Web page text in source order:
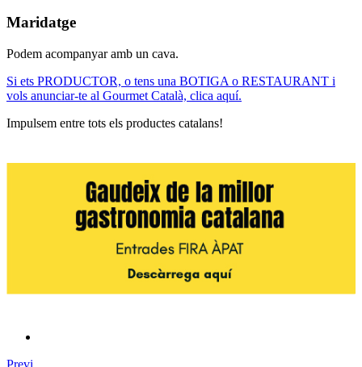
Maridatge
Podem acompanyar amb un cava.
Si ets PRODUCTOR, o tens una BOTIGA o RESTAURANT i
vols anunciar-te al Gourmet Català, clica aquí.
Impulsem entre tots els productes catalans!
Previ